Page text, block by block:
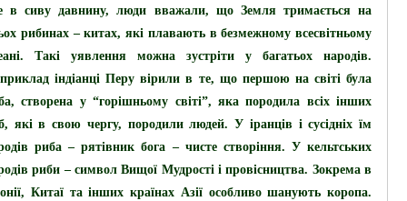
в сиву давнину, люди вважали, що Земля тримається на
рибинах – китах, які плавають в безмежному всесвітньому
Такі уявлення можна зустріти у багатьох народів.
індіанці Перу вірили в те, що першою на світі була
створена у “горішньому світі”, яка породила всіх інших
які в свою чергу, породили людей. У іранців і сусідніх їм
риба – рятівник бога – чисте створіння. У кельтських
риби – символ Вищої Мудрості і провісництва. Зокрема в
Китаї та інших країнах Азії особливо шанують коропа.